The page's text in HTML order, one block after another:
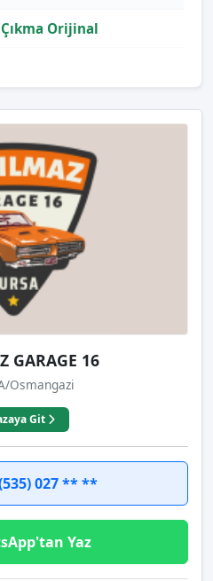
Orijinal
GARAGE 16
Osmangazi
Git
027 ** **
Yaz